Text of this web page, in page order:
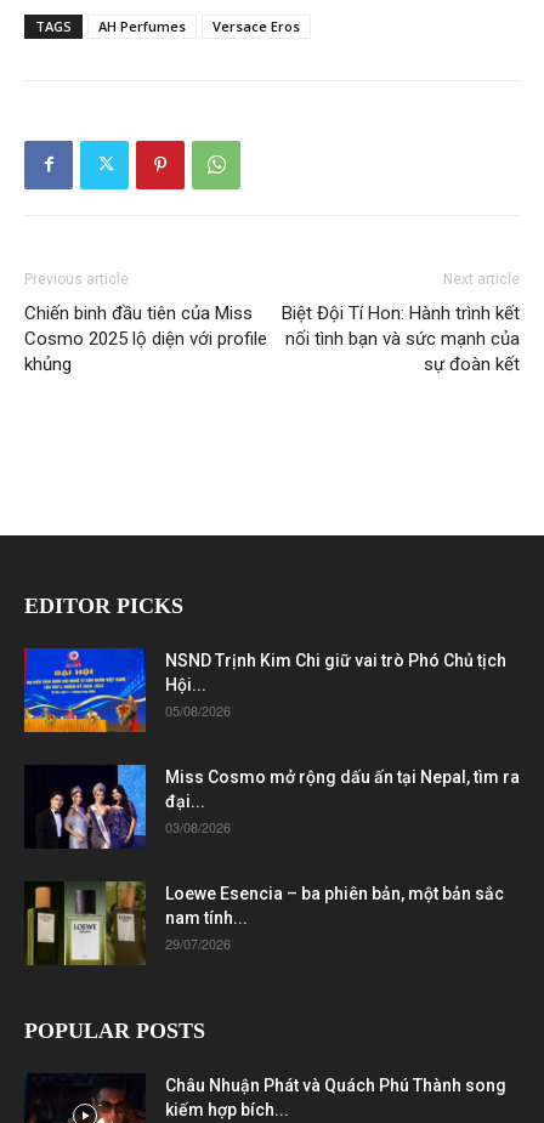
TAGS AH Perfumes Versace Eros
Previous article
Chiến binh đầu tiên của Miss
Cosmo 2025 lộ diện với profile
khủng
Next article
Biệt Đội Tí Hon: Hành trình kết
nối tình bạn và sức mạnh của
sự đoàn kết
EDITOR PICKS
NSND Trịnh Kim Chi giữ vai trò Phó Chủ tịch
Hội...
05/08/2026
Miss Cosmo mở rộng dấu ấn tại Nepal, tìm ra
đại...
03/08/2026
Loewe Esencia – ba phiên bản, một bản sắc
nam tính...
29/07/2026
POPULAR POSTS
Châu Nhuận Phát và Quách Phú Thành song
kiếm hợp bích...